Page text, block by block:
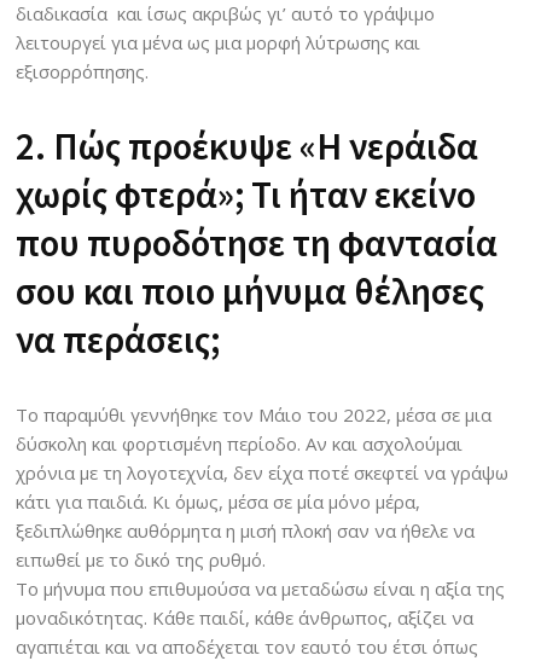
διαδικασία και ίσως ακριβώς γι’ αυτό το γράψιμο
λειτουργεί για μένα ως μια μορφή λύτρωσης και
εξισορρόπησης.
2. Πώς προέκυψε «Η νεράιδα
χωρίς φτερά»; Τι ήταν εκείνο
που πυροδότησε τη φαντασία
σου και ποιο μήνυμα θέλησες
να περάσεις;
Το παραμύθι γεννήθηκε τον Μάιο του 2022, μέσα σε μια
δύσκολη και φορτισμένη περίοδο. Αν και ασχολούμαι
χρόνια με τη λογοτεχνία, δεν είχα ποτέ σκεφτεί να γράψω
κάτι για παιδιά. Κι όμως, μέσα σε μία μόνο μέρα,
ξεδιπλώθηκε αυθόρμητα η μισή πλοκή σαν να ήθελε να
ειπωθεί με το δικό της ρυθμό.
Το μήνυμα που επιθυμούσα να μεταδώσω είναι η αξία της
μοναδικότητας. Κάθε παιδί, κάθε άνθρωπος, αξίζει να
αγαπιέται και να αποδέχεται τον εαυτό του έτσι όπως